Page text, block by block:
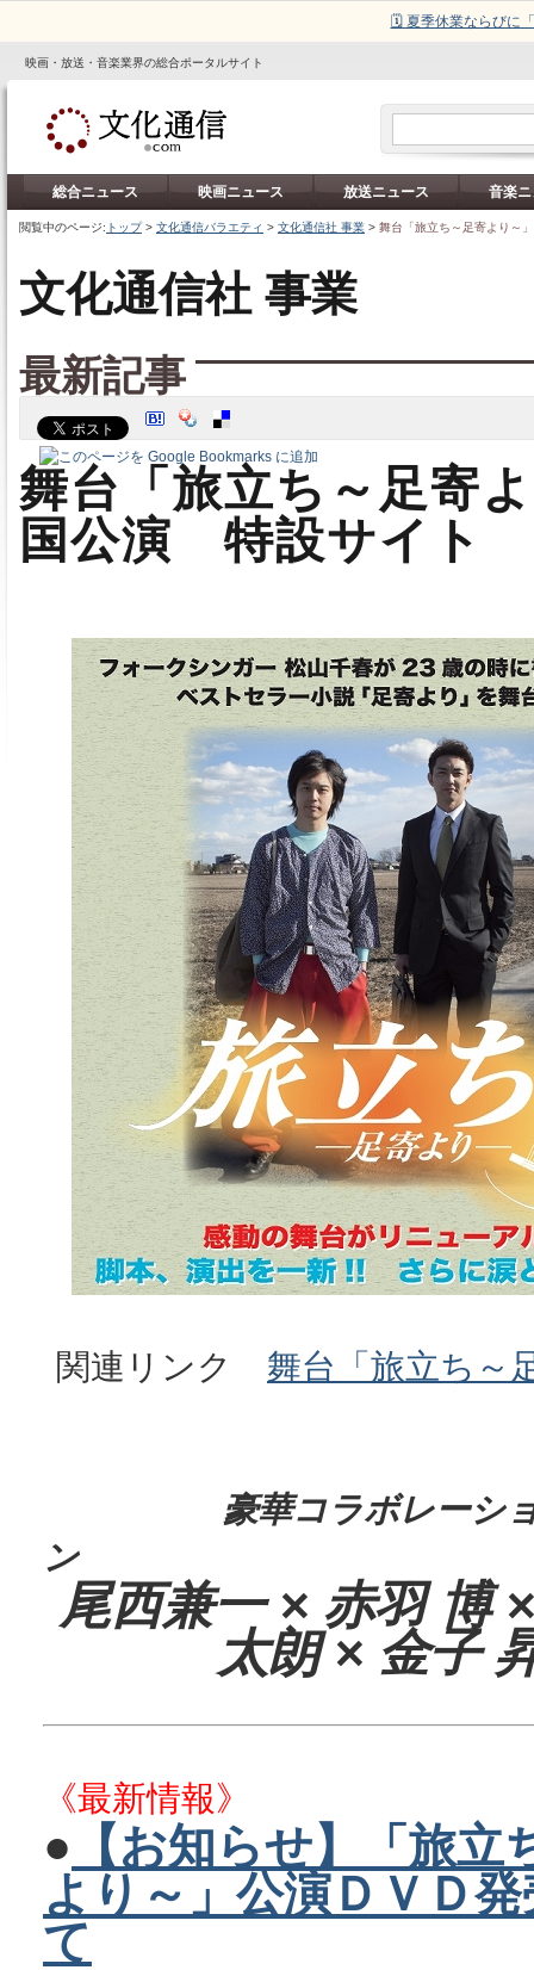
🗓️ 夏季休業ならびに
映画・放送・音楽業界の総合ポータルサイト
総合ニュース 映画ニュース 放送ニュース 音楽
閲覧中のページ: トップ> 文化通信バラエティ > 文化通信社 事業 > 舞台「旅立ち～足寄より～
文化通信社 事業
最新記事
舞台「旅立ち～足寄
国公演 特設サイト
関連リンク 舞台「旅立ち～
豪華コラボレーシ
ン
尾西兼一 × 赤羽 博
太朗 × 金子
《最新情報》
● 【お知らせ】「旅立
より～」公演ＤＶＤ
て